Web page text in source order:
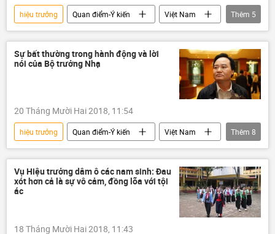
hiệu trưởng Quan điểm-Ý kiến
Việt Nam
Xã hội
Thanh Sơn
Phú Thọ
Đinh Bằng My
dâm ô
Thêm 5
Sự bất thường trong hành động và lời
nói của Bộ trưởng Nhạ
20 Tháng Mười Hai 2018, 11:54
hiệu trưởng Quan điểm-Ý kiến
Việt Nam
Xã hội
Thanh Sơn
Phú Thọ
Phùng Xuân Nhạ
Nguyễn Trọng An
Đinh Bằng My
Bộ Giáo dục và Đào Tạo
Thêm 8
Vụ Hiệu trưởng dâm ô các nam sinh: Đau
xót hơn cả là sự vô cảm, đồng lõa với tội
ác
18 Tháng Mười Hai 2018, 11:43